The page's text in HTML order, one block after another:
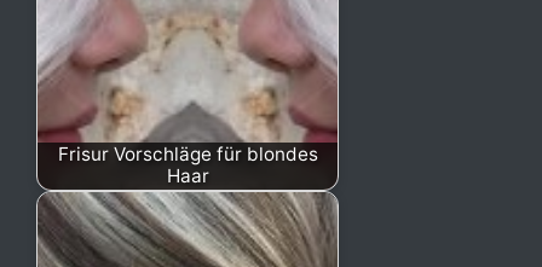
Frisur Vorschläge für blondes
Haar